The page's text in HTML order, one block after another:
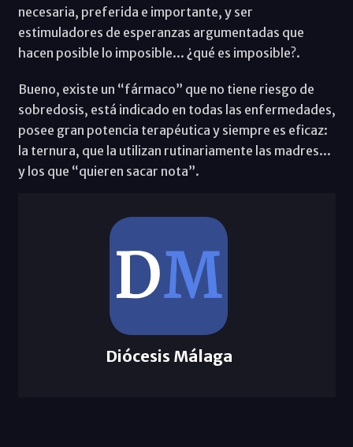
necesaria, preferida e importante, y ser
estimuladores de esperanzas argumentadas que
hacen posible lo imposible... ¿qué es imposible?.
Bueno, existe un “fármaco” que no tiene riesgo de
sobredosis, está indicado en todas las enfermedades,
posee gran potencia terapéutica y siempre es eficaz:
la ternura, que la utilizan rutinariamente las madres...
y los que “quieren sacar nota”.
Diócesis Málaga